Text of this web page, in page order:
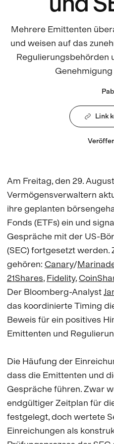
Mehrere Emittenten
und weisen auf das
Regulierungsbehörden
Genehmigung
Link
Am Freitag, den 29.
Vermögensverwaltern
ihre geplanten
Fonds (ETFs) ein und
Gespräche mit der US-
(SEC) fortgesetzt werden.
gehören: Canary/
21Shares, Fidelity,
Der Bloomberg-Analyst
das koordinierte Timing
Beweis für ein positives
Emittenten und
Die Häufung der
dass die Emittenten und
Gespräche führen. Zwar
endgültiger Zeitplan für
festgelegt, doch wertete
Einreichungen als